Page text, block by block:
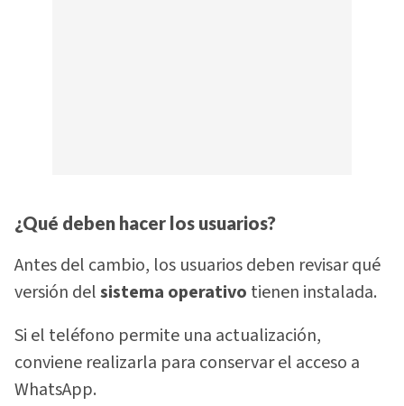
¿Qué deben hacer los usuarios?
Antes del cambio, los usuarios deben revisar qué
versión delsistema operativo tienen instalada.
Si el teléfono permite una actualización,
conviene realizarla para conservar el acceso a
WhatsApp.